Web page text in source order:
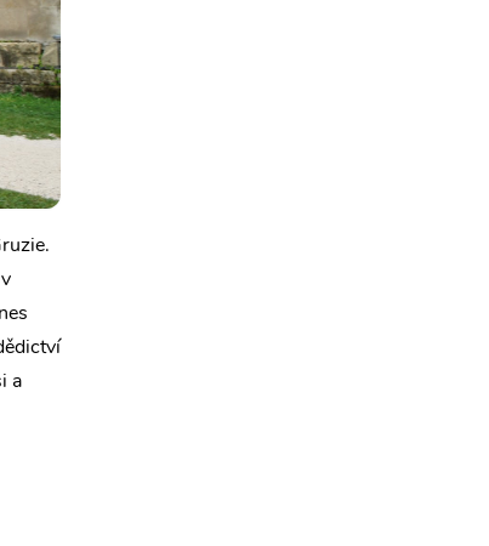
a